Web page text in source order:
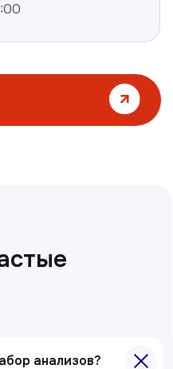
анализов?